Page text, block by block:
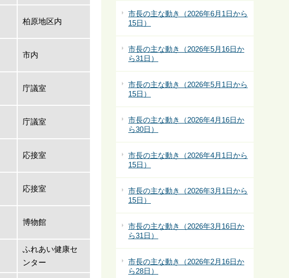
柏原地区内
市内
庁議室
庁議室
応接室
応接室
博物館
ふれあい健康セ
ンター
市長の主な動き（2026年6月1日から
15日）
市長の主な動き（2026年5月16日か
ら31日）
市長の主な動き（2026年5月1日から
15日）
市長の主な動き（2026年4月16日か
ら30日）
市長の主な動き（2026年4月1日から
15日）
市長の主な動き（2026年3月1日から
15日）
市長の主な動き（2026年3月16日か
ら31日）
市長の主な動き（2026年2月16日か
ら28日）